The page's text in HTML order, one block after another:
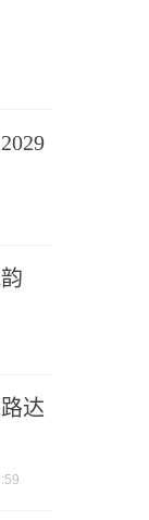
达